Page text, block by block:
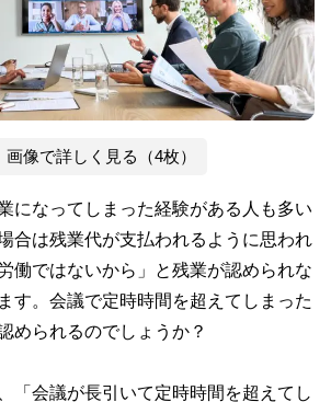
画像で詳しく見る（4枚）
になってしまった経験がある人も多い
合は残業代が支払われるように思われ
働ではないから」と残業が認められな
す。会議で定時時間を超えてしまった
められるのでしょうか？
「会議が長引いて定時時間を超えてし